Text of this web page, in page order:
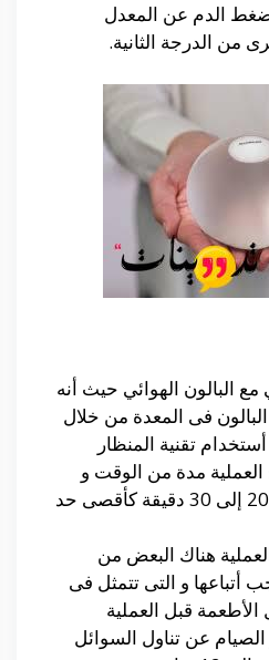
ضغط الدم عن المعدل
من الدرجة الثانية.
البالون الهوائي حيث أنه
فى المعدة من خلال
تقنية المنظار
العملية مدة من الوقت و
التى تتراوح بين 20 إلى 30 دقيقة كأقصى حد
هناك البعض من
أتباعها و التى تتمثل فى
الأطعمة قبل العملية
عن تناول السوائل